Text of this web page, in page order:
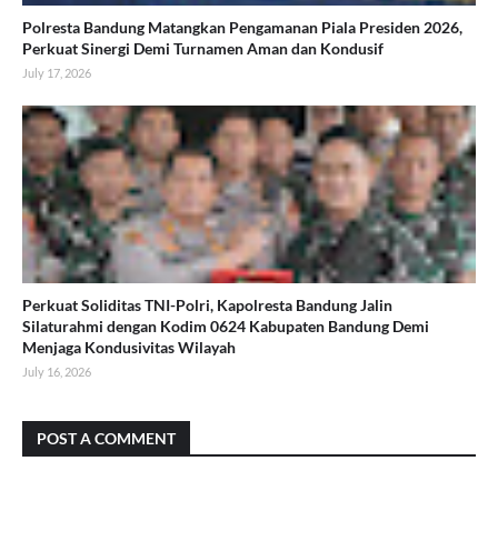
Polresta Bandung Matangkan Pengamanan Piala Presiden 2026,
Perkuat Sinergi Demi Turnamen Aman dan Kondusif
July 17, 2026
Perkuat Soliditas TNI-Polri, Kapolresta Bandung Jalin
Silaturahmi dengan Kodim 0624 Kabupaten Bandung Demi
Menjaga Kondusivitas Wilayah
July 16, 2026
POST A COMMENT